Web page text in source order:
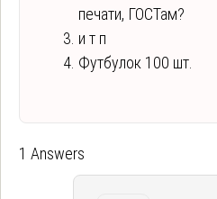
печати, ГОСТам?
и т п
Футбулок 100 шт.
1 Answers